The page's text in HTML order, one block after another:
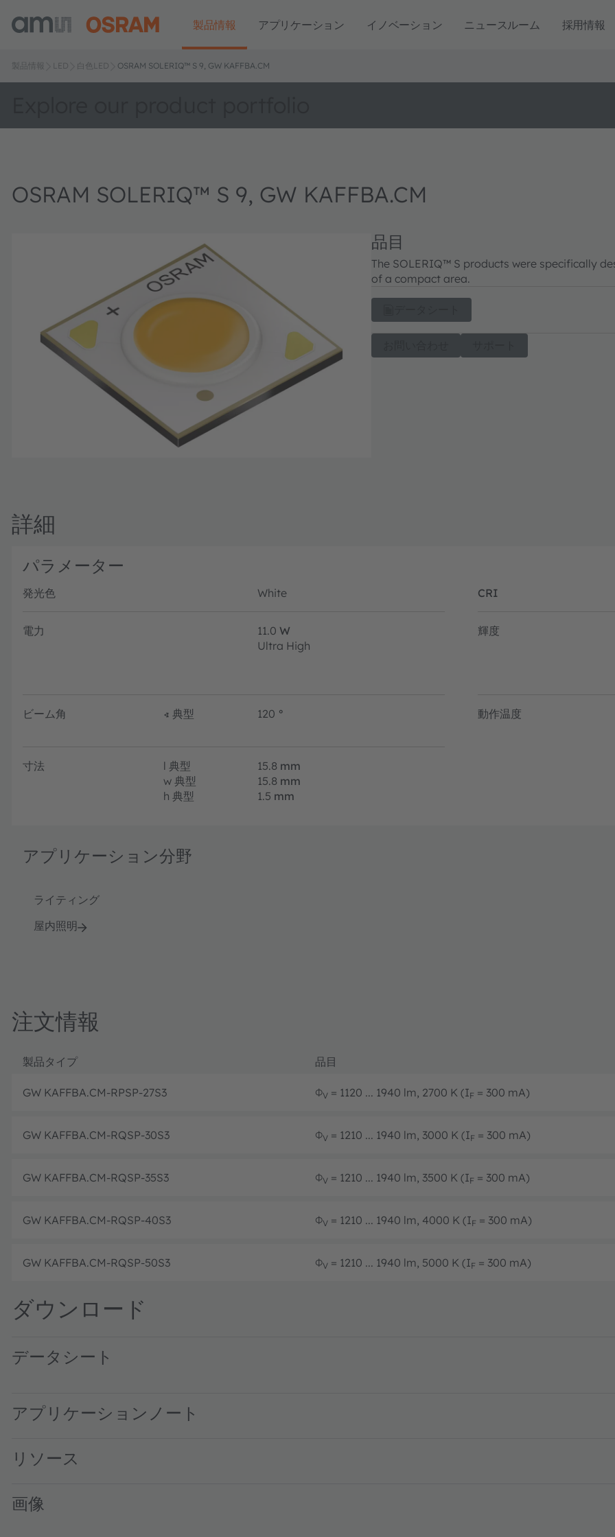
製品情報 アプリケーション イノベーション ニュースルーム 採用情報
製品情報 LED 白色LED OSRAM SOLERIQ™ S 9, GW KAFFBA.CM
OSRAM SOLERIQ™ S 9, GW KAFFBA.CM
品目
The SOLERIQ™ S products were specifically
of a compact area.
詳細
パラメーター
発光色 White CRI
電力 11.0 W
Ultra High
輝度
ビーム角 ∢ 典型 120 ° 動作温度
寸法 l 典型 15.8 mm
w 典型 15.8 mm
h 典型 1.5 mm
アプリケーション分野
ライティング
屋内照明
注文情報
製品タイプ 品目
GW KAFFBA.CM-RPSP-27S3 ΦV = 1120 ... 1940 lm, 2700 K (IF = 300 mA)
GW KAFFBA.CM-RQSP-30S3 ΦV = 1210 ... 1940 lm, 3000 K (IF = 300 mA)
GW KAFFBA.CM-RQSP-35S3 ΦV = 1210 ... 1940 lm, 3500 K (IF = 300 mA)
GW KAFFBA.CM-RQSP-40S3 ΦV = 1210 ... 1940 lm, 4000 K (IF = 300 mA)
GW KAFFBA.CM-RQSP-50S3 ΦV = 1210 ... 1940 lm, 5000 K (IF = 300 mA)
ダウンロード
データシート
アプリケーションノート
リソース
画像